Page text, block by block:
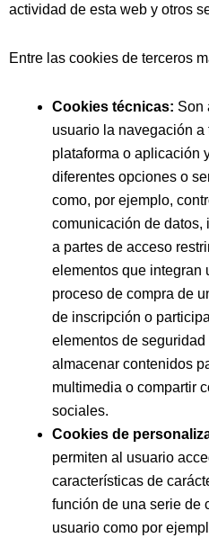
actividad de esta web y otros
Entre las cookies de terceros
Cookies técnicas: Son
usuario la navegación
plataforma o aplicación
diferentes opciones o
como, por ejemplo,
comunicación de datos,
a partes de acceso
elementos que integran
proceso de compra de
de inscripción o
elementos de
almacenar contenidos
multimedia o compartir
sociales.
Cookies de
permiten al usuario
características de
función de una serie de
usuario como por